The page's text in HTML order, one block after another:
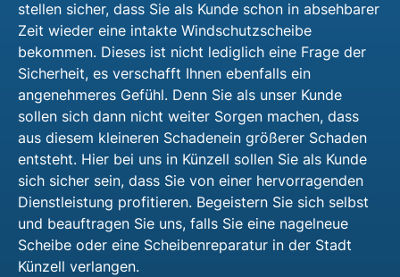
stellen sicher, dass Sie als Kunde schon in absehbarer
Zeit wieder eine intakte Windschutzscheibe
bekommen. Dieses ist nicht lediglich eine Frage der
Sicherheit, es verschafft Ihnen ebenfalls ein
angenehmeres Gefühl. Denn Sie als unser Kunde
sollen sich dann nicht weiter Sorgen machen, dass
aus diesem kleineren Schadenein größerer Schaden
entsteht. Hier bei uns in Künzell sollen Sie als Kunde
sich sicher sein, dass Sie von einer hervorragenden
Dienstleistung profitieren. Begeistern Sie sich selbst
und beauftragen Sie uns, falls Sie eine nagelneue
Scheibe oder eine Scheibenreparatur in der Stadt
Künzell verlangen.